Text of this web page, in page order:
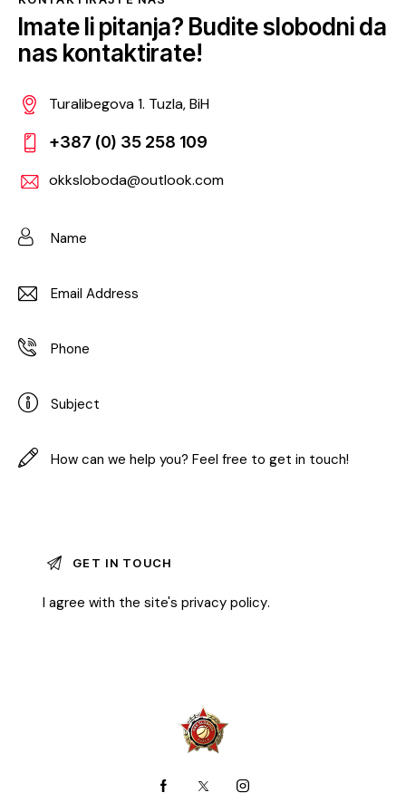
Imate li pitanja? Budite slobodni da
nas kontaktirate!
Turalibegova 1. Tuzla, BiH
+387 (0) 35 258 109
okksloboda@outlook.com
I agree with the site's privacy policy.